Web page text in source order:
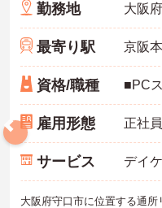
勤務地 大阪
最寄り駅
資格/職種
雇用形態 正社
サービス デイ
大阪府守口市に位置する通